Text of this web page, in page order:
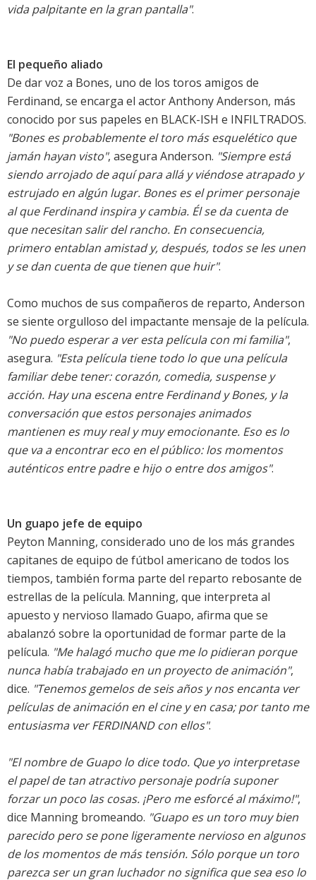
vida palpitante en la gran pantalla".
El pequeño aliado
De dar voz a Bones, uno de los toros amigos de
Ferdinand, se encarga el actor Anthony Anderson, más
conocido por sus papeles en BLACK-ISH e INFILTRADOS.
"Bones es probablemente el toro más esquelético que
jamán hayan visto", asegura Anderson. "Siempre está
siendo arrojado de aquí para allá y viéndose atrapado y
estrujado en algún lugar. Bones es el primer personaje
al que Ferdinand inspira y cambia. Él se da cuenta de
que necesitan salir del rancho. En consecuencia,
primero entablan amistad y, después, todos se les unen
y se dan cuenta de que tienen que huir".
Como muchos de sus compañeros de reparto, Anderson
se siente orgulloso del impactante mensaje de la película.
"No puedo esperar a ver esta película con mi familia",
asegura. "Esta película tiene todo lo que una película
familiar debe tener: corazón, comedia, suspense y
acción. Hay una escena entre Ferdinand y Bones, y la
conversación que estos personajes animados
mantienen es muy real y muy emocionante. Eso es lo
que va a encontrar eco en el público: los momentos
auténticos entre padre e hijo o entre dos amigos".
Un guapo jefe de equipo
Peyton Manning, considerado uno de los más grandes
capitanes de equipo de fútbol americano de todos los
tiempos, también forma parte del reparto rebosante de
estrellas de la película. Manning, que interpreta al
apuesto y nervioso llamado Guapo, afirma que se
abalanzó sobre la oportunidad de formar parte de la
película. "Me halagó mucho que me lo pidieran porque
nunca había trabajado en un proyecto de animación",
dice. "Tenemos gemelos de seis años y nos encanta ver
películas de animación en el cine y en casa; por tanto me
entusiasma ver FERDINAND con ellos".
"El nombre de Guapo lo dice todo. Que yo interpretase
el papel de tan atractivo personaje podría suponer
forzar un poco las cosas. ¡Pero me esforcé al máximo!",
dice Manning bromeando. "Guapo es un toro muy bien
parecido pero se pone ligeramente nervioso en algunos
de los momentos de más tensión. Sólo porque un toro
parezca ser un gran luchador no significa que sea eso lo